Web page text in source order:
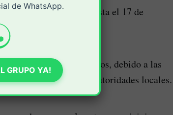
departamental, hasta el 17 de
que más quemados, debido a las
por parte de las autoridades locales.
de WhatsApp.
GRUPO YA!